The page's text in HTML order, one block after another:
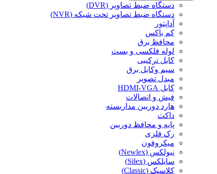
دستگاه ضبط تصاویر (DVR)
دستگاه ضبط تصاویر تحت شبکه (NVR)
آداپتور
کم باکس
محافظ برق
لوله فلکسی و بست
کابل ترکیبی
سیم وکابل برق
مبدل تصویر
کابل HDMI-VGA
فیش و اتصالات
هارد دوربین مداربسته
داکت
پایه و محافظ دوربین
رک فلزی
میکروفون
نیولکس (Newlex)
سایلکس (Silex)
کلاسیک (Classic)